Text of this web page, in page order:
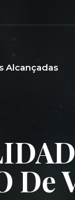
Alcançadas
De